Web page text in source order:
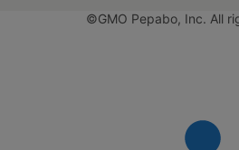
©GMO Pepabo, Inc. All